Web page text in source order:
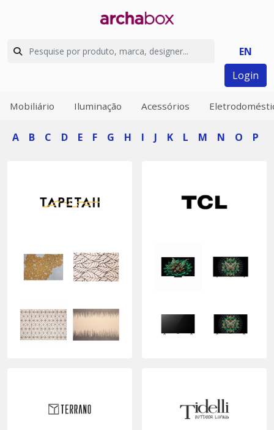
EN
Login
Mobiliário Iluminação Acessórios
A B C D E F G H I J K L M N O P